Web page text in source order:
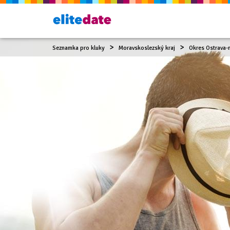
Seznamka pro kluky Moravskoslezský kraj Okres Ostrava-